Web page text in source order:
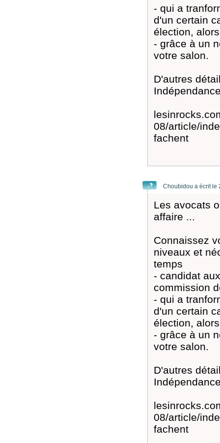
- qui a
d'un certain
élection,
- grâce à un
votre salon.
D'autres
08/article/
fachent
Choubidou a écrit le
Les avocats
affaire ...
Connaissez
niveaux et
temps
- candidat
commission
- qui a
d'un certain
élection,
- grâce à un
votre salon.
D'autres
08/article/
fachent